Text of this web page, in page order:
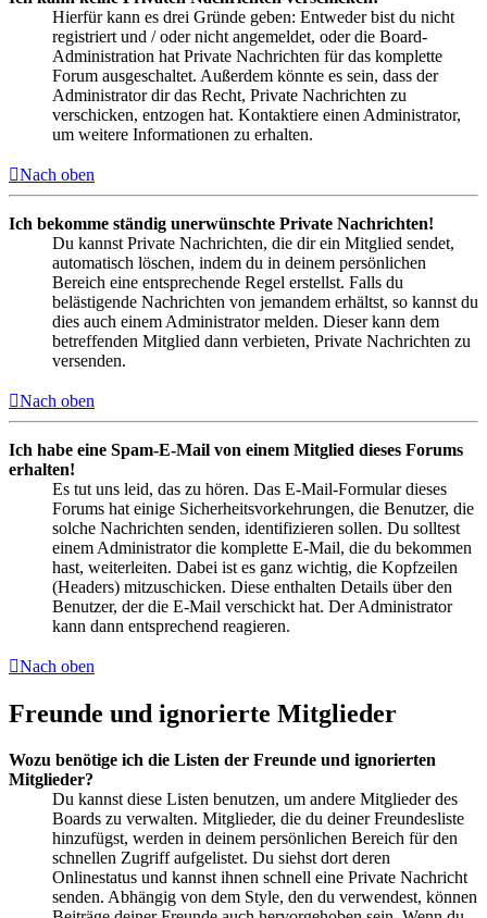
Hierfür kann es drei Gründe geben: Entweder bist du nicht
registriert und / oder nicht angemeldet, oder die Board-
Administration hat Private Nachrichten für das komplette
Forum ausgeschaltet. Außerdem könnte es sein, dass der
Administrator dir das Recht, Private Nachrichten zu
verschicken, entzogen hat. Kontaktiere einen Administrator,
um weitere Informationen zu erhalten.
Nach oben
Ich bekomme ständig unerwünschte Private Nachrichten!
Du kannst Private Nachrichten, die dir ein Mitglied sendet,
automatisch löschen, indem du in deinem persönlichen
Bereich eine entsprechende Regel erstellst. Falls du
belästigende Nachrichten von jemandem erhältst, so kannst du
dies auch einem Administrator melden. Dieser kann dem
betreffenden Mitglied dann verbieten, Private Nachrichten zu
versenden.
Nach oben
Ich habe eine Spam-E-Mail von einem Mitglied dieses Forums
erhalten!
Es tut uns leid, das zu hören. Das E-Mail-Formular dieses
Forums hat einige Sicherheitsvorkehrungen, die Benutzer, die
solche Nachrichten senden, identifizieren sollen. Du solltest
einem Administrator die komplette E-Mail, die du bekommen
hast, weiterleiten. Dabei ist es ganz wichtig, die Kopfzeilen
(Headers) mitzuschicken. Diese enthalten Details über den
Benutzer, der die E-Mail verschickt hat. Der Administrator
kann dann entsprechend reagieren.
Nach oben
Freunde und ignorierte Mitglieder
Wozu benötige ich die Listen der Freunde und ignorierten
Mitglieder?
Du kannst diese Listen benutzen, um andere Mitglieder des
Boards zu verwalten. Mitglieder, die du deiner Freundesliste
hinzufügst, werden in deinem persönlichen Bereich für den
schnellen Zugriff aufgelistet. Du siehst dort deren
Onlinestatus und kannst ihnen schnell eine Private Nachricht
senden. Abhängig von dem Style, den du verwendest, können